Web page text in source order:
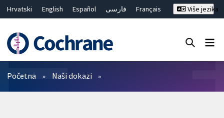
Hrvatski English Español فارسی
Français
繁體中文
简体中文
Više jezika
Prečistači
Početna Naši dokazi